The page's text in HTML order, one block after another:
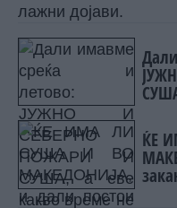
лажни дојави.
ЌЕ